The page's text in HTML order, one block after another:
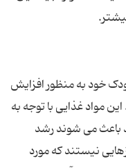
خود به منظور افزایش
مواد غذایی با توجه به
باعث می شوند رشد
نیستند که مورد